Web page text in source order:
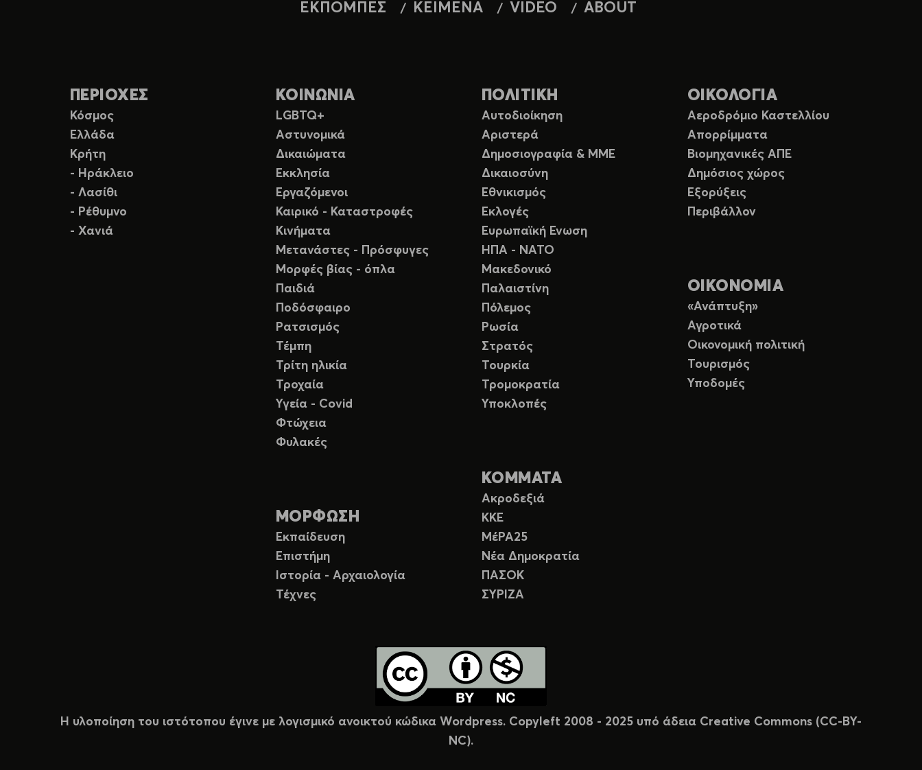
ΕΚΠΟΜΠΕΣ ΚΕΙΜΕΝΑ VIDEO ABOUT
ΠΕΡΙΟΧΕΣ
Κόσμος
Ελλάδα
Κρήτη
- Ηράκλειο
- Λασίθι
- Ρέθυμνο
- Χανιά
ΚΟΙΝΩΝΙΑ
LGBTQ+
Αστυνομικά
Δικαιώματα
Εκκλησία
Εργαζόμενοι
Καιρικό - Καταστροφές
Κινήματα
Μετανάστες - Πρόσφυγες
Μορφές βίας - όπλα
Παιδιά
Ποδόσφαιρο
Ρατσισμός
Τέμπη
Τρίτη ηλικία
Τροχαία
Υγεία - Covid
Φτώχεια
Φυλακές
ΜΟΡΦΩΣΗ
Εκπαίδευση
Επιστήμη
Ιστορία - Αρχαιολογία
Τέχνες
ΠΟΛΙΤΙΚΗ
Αυτοδιοίκηση
Αριστερά
Δημοσιογραφία & ΜΜΕ
Δικαιοσύνη
Εθνικισμός
Εκλογές
Ευρωπαϊκή Ενωση
ΗΠΑ - ΝΑΤΟ
Μακεδονικό
Παλαιστίνη
Πόλεμος
Ρωσία
Στρατός
Τουρκία
Τρομοκρατία
Υποκλοπές
ΚΟΜΜΑΤΑ
Ακροδεξιά
ΚΚΕ
ΜέΡΑ25
Νέα Δημοκρατία
ΠΑΣΟΚ
ΣΥΡΙΖΑ
ΟΙΚΟΛΟΓΙΑ
Αεροδρόμιο Καστελλίου
Απορρίμματα
Βιομηχανικές ΑΠΕ
Δημόσιος χώρος
Εξορύξεις
Περιβάλλον
ΟΙΚΟΝΟΜΙΑ
«Ανάπτυξη»
Αγροτικά
Οικονομική πολιτική
Τουρισμός
Υποδομές
Η υλοποίηση του ιστότοπου έγινε με λογισμικό ανοικτού κώδικα Wordpress. Copyleft 2008 - 2025 υπό άδεια Creative Commons (CC-BY-
NC).